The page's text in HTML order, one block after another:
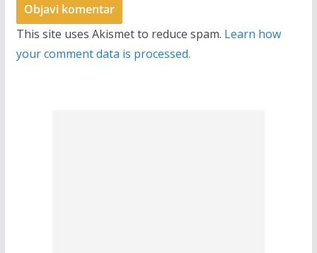
This site uses Akismet to reduce spam. Learn how
your comment data is processed.